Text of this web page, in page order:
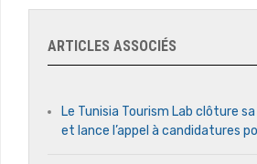
ARTICLES ASSOCIÉS
Le Tunisia Tourism Lab clôture
et lance l’appel à candidatures